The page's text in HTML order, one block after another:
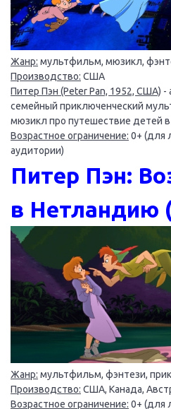
Жанр: мультфильм, мюзикл,
Производство: США
Питер Пэн (Peter Pan, 1952, США) -
семейный приключенческий
мюзикл про путешествие детей
Возрастное ограничение: 0+ (для
аудитории)
Питер Пэн:
в Нетландию
Жанр: мультфильм, фэнтези,
Производство: США, Канада,
Возрастное ограничение: 0+ (для